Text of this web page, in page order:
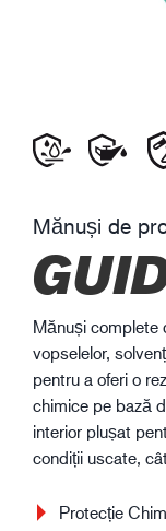
Mănuși de
Mănuși complete
vopselelor,
pentru a oferi o
chimice pe bază
interior plușat
condiții uscate,
Protecție